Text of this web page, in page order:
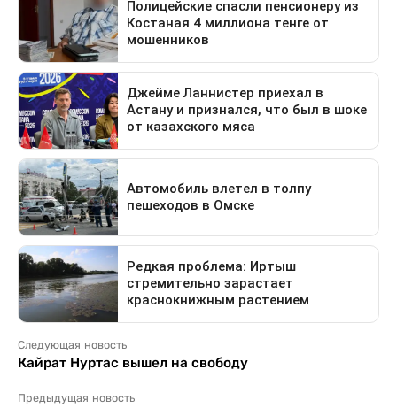
Следующая новость
Кайрат Нуртас вышел на свободу
Предыдущая новость